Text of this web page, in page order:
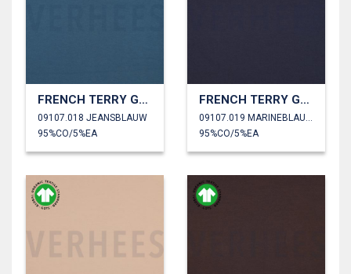
FRENCH TERRY GOTS
09107.018 JEANSBLAUW
95%CO/5%EA
FRENCH TERRY GOTS
09107.019 MARINEBLAUW
95%CO/5%EA